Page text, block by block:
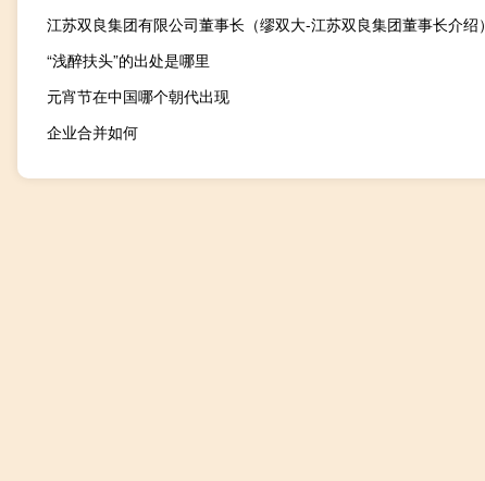
江苏双良集团有限公司董事长（缪双大-江苏双良集团董事长介绍）
“浅醉扶头”的出处是哪里
元宵节在中国哪个朝代出现
企业合并如何